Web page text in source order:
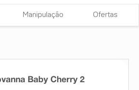
Manipulação Ofertas
Baby Cherry 2